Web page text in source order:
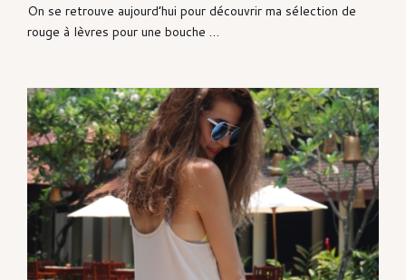
On se retrouve aujourd’hui pour découvrir ma sélection de
rouge à lèvres pour une bouche …